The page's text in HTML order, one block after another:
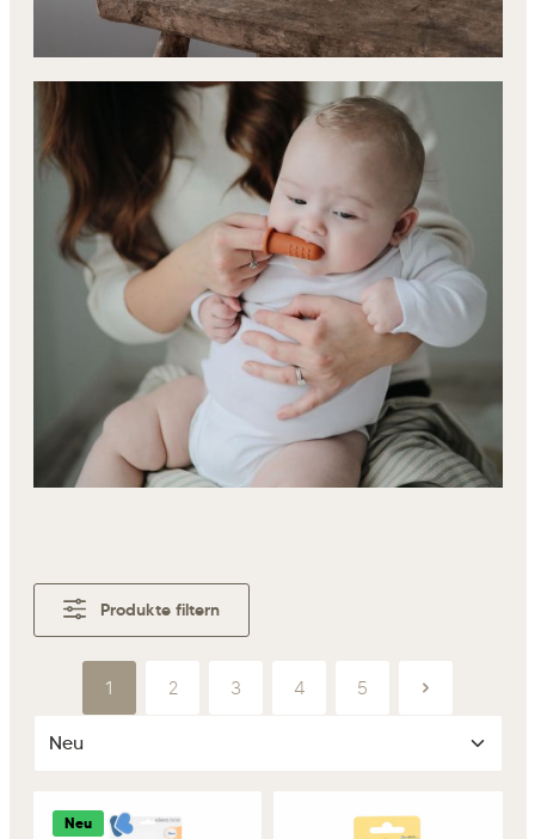
Produkte filtern
Seite
1
Seite
2
Seite
3
Seite
4
Seite
5
Neu